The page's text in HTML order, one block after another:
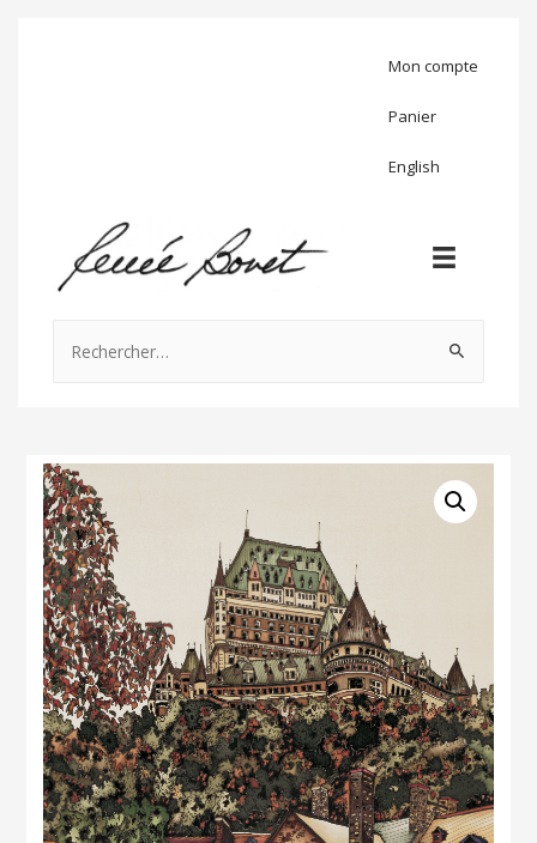
Mon compte
Panier
English